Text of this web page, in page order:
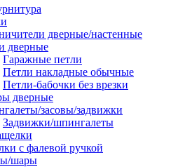
дверные/настенные
дверные
Гаражные петли
Петли накладные обычные
Петли-бабочки без врезки
дверные
засовы/задвижки
Задвижки/шпингалеты
с фалевой ручкой
шары